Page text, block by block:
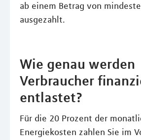
ab einem Betrag von
ausgezahlt.
Wie genau werden
Verbraucher
entlastet?
Für die 20 Prozent der
Energiekosten zahlen Sie im